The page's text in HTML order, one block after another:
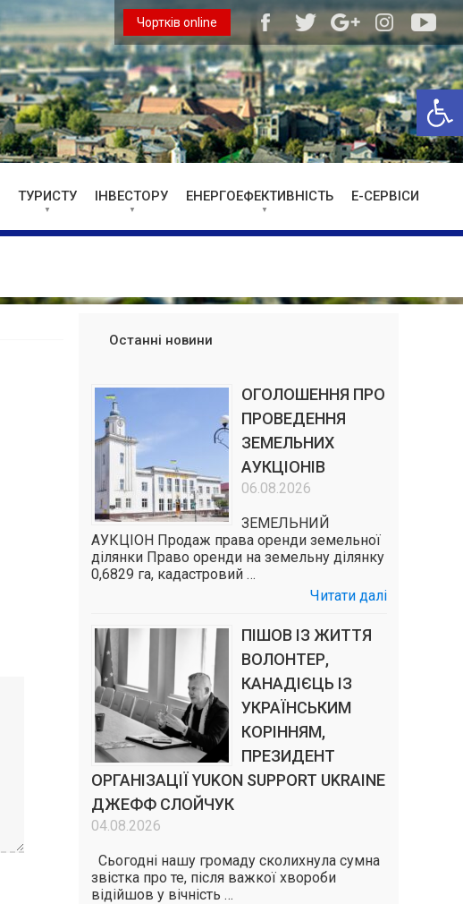
Чортків online
ТУРИСТУ ІНВЕСТОРУ ЕНЕРГОЕФЕКТИВНІСТЬ Е-СЕРВІСИ
Останні новини
ОГОЛОШЕННЯ ПРО
ПРОВЕДЕННЯ
ЗЕМЕЛЬНИХ
АУКЦІОНІВ
06.08.2026
ЗЕМЕЛЬНИЙ
АУКЦІОН Продаж права оренди земельної
ділянки Право оренди на земельну ділянку
0,6829 га, кадастровий …
Читати далі
ПІШОВ ІЗ ЖИТТЯ
ВОЛОНТЕР,
КАНАДІЄЦЬ ІЗ
УКРАЇНСЬКИМ
КОРІННЯМ,
ПРЕЗИДЕНТ
ОРГАНІЗАЦІЇ YUKON SUPPORT UKRAINE
ДЖЕФФ СЛОЙЧУК
04.08.2026
Сьогодні нашу громаду сколихнула сумна
звістка про те, після важкої хвороби
відійшов у вічність …